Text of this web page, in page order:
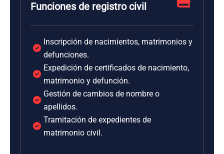
Funciones de registro civil
Inscripción de nacimientos, matrimonios y
defunciones.
Expedición de certificados de nacimiento,
matrimonio y defunción.
Gestión de cambios de nombre o
apellidos.
Tramitación de expedientes de
matrimonio civil.